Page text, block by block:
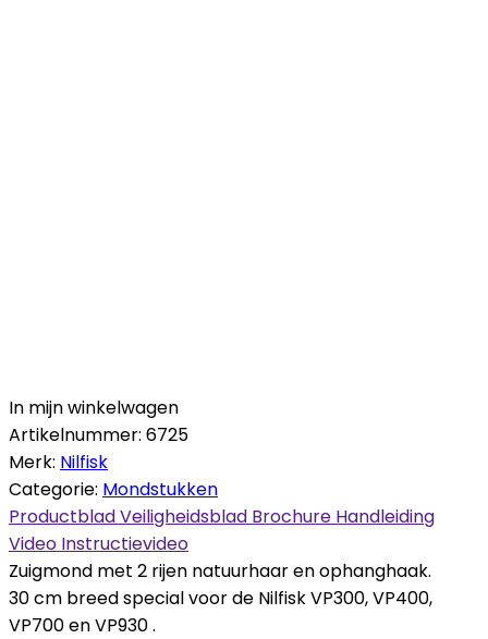
In mijn winkelwagen
Artikelnummer: 6725
Merk: Nilfisk
Categorie: Mondstukken
ProductbladVeiligheidsblad Brochure Handleiding
Video Instructievideo
Zuigmond met 2 rijen natuurhaar en ophanghaak.
30 cm breed special voor de Nilfisk VP300, VP400,
VP700 en VP930 .